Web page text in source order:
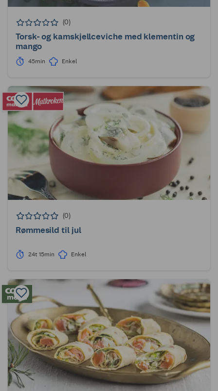
(0)
Torsk- og kamskjellceviche med klementin og
mango
45min Enkel
(0)
Rømmesild til jul
24t 15min Enkel